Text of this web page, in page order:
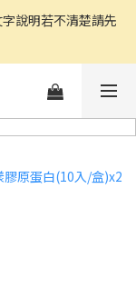
看到商品分頁
說明若不清楚請先
到商品分頁